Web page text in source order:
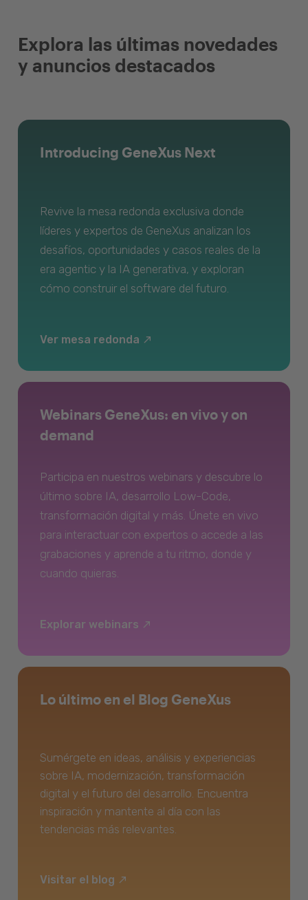
Explora las últimas novedades
y anuncios destacados
Introducing GeneXus Next
Revive la mesa redonda exclusiva donde
líderes y expertos de GeneXus analizan los
desafíos, oportunidades y casos reales de la
era agentic y la IA generativa, y exploran
cómo construir el software del futuro.
Ver mesa redonda
Webinars GeneXus: en vivo y on
demand
Participa en nuestros webinars y descubre lo
último sobre IA, desarrollo Low-Code,
transformación digital y más. Únete en vivo
para interactuar con expertos o accede a las
grabaciones y aprende a tu ritmo, donde y
cuando quieras.
Explorar webinars
Lo último en el Blog GeneXus
Sumérgete en ideas, análisis y experiencias
sobre IA, modernización, transformación
digital y el futuro del desarrollo. Encuentra
inspiración y mantente al día con las
tendencias más relevantes.
Visitar el blog